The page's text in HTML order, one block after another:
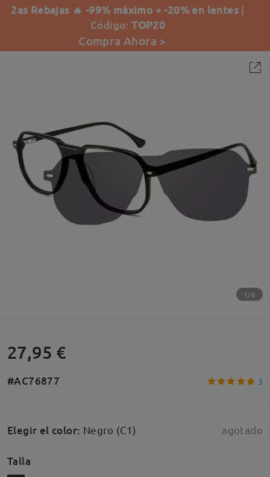
2as Rebajas 🔥 -99% máximo + -20% en lentes |
Código:TOP20
Compra Ahora >
1/6
27,95 €
#AC76877 3
Elegir el color: Negro (C1) agotado
Talla